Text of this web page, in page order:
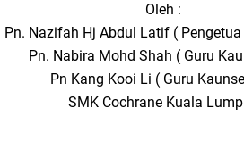
Oleh :
Pn. Nazifah Hj Abdul Latif (
Pn. Nabira Mohd Shah ( Guru
Pn Kang Kooi Li ( Guru
SMK Cochrane Kuala